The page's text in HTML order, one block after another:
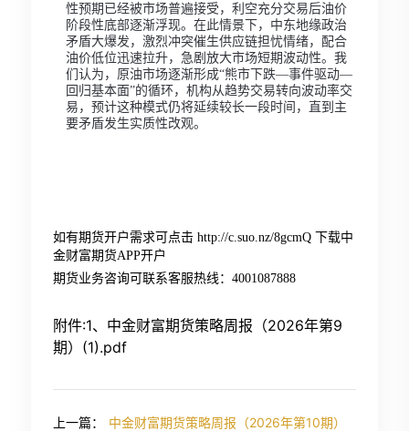
性预期已经被市场普遍接受，利空充分交易后油价
阶段性底部逐渐浮现。在此情景下，中东地缘政治
矛盾大爆发，激烈冲突催生供应链担忧情绪，配合
油价低位迅速拉升，急剧放大市场短期波动性。我
们认为，原油市场逐渐形成“熊市下跌—事件驱动—
回归基本面”的循环，机构从趋势交易转向波动率交
易，预计这种模式仍将延续较长一段时间，直到主
要矛盾发生实质性改观。
如有期货开户需求可点击 http://c.suo.nz/8gcmQ 下载中
金财富期货APP开户
期货业务咨询可联系客服热线：4001087888
附件:1、中金财富期货策略周报（2026年第9
期）(1).pdf
上一篇：
中金财富期货策略周报（2026年第10期）